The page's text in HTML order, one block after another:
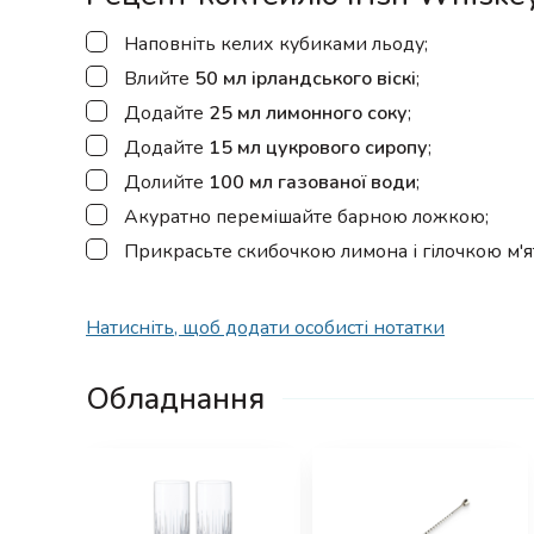
▢
Наповніть келих кубиками льоду;
▢
Влийте 50 мл ірландського віскі;
▢
Додайте 25 мл лимонного соку;
▢
Додайте 15 мл цукрового сиропу;
▢
Долийте 100 мл газованої води;
▢
Акуратно перемішайте барною ложкою;
▢
Прикрасьте скибочкою лимона і гілочкою
Натисніть, щоб додати особисті нотатки
Обладнання